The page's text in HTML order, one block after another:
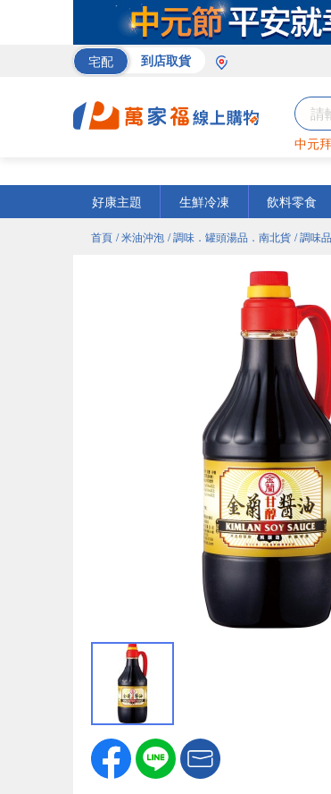
宅配 到店取貨
中元
好康主題
生鮮冷凍 飲料零食
首頁 / 米油沖泡 / 調味．罐頭湯品．南北貨 / 調味品